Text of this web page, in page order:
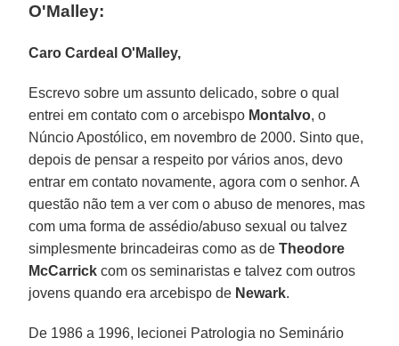
O'Malley:
Caro Cardeal O'Malley,
Escrevo sobre um assunto delicado, sobre o qual
entrei em contato com o arcebispo Montalvo, o
Núncio Apostólico, em novembro de 2000. Sinto que,
depois de pensar a respeito por vários anos, devo
entrar em contato novamente, agora com o senhor. A
questão não tem a ver com o abuso de menores, mas
com uma forma de assédio/abuso sexual ou talvez
simplesmente brincadeiras como as deTheodore
McCarrick com os seminaristas e talvez com outros
jovens quando era arcebispo de Newark.
De 1986 a 1996, lecionei Patrologia no Seminário